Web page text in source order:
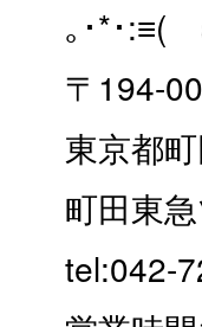
｡･*･:≡(
〒194-
東京都
町田東
tel:042-